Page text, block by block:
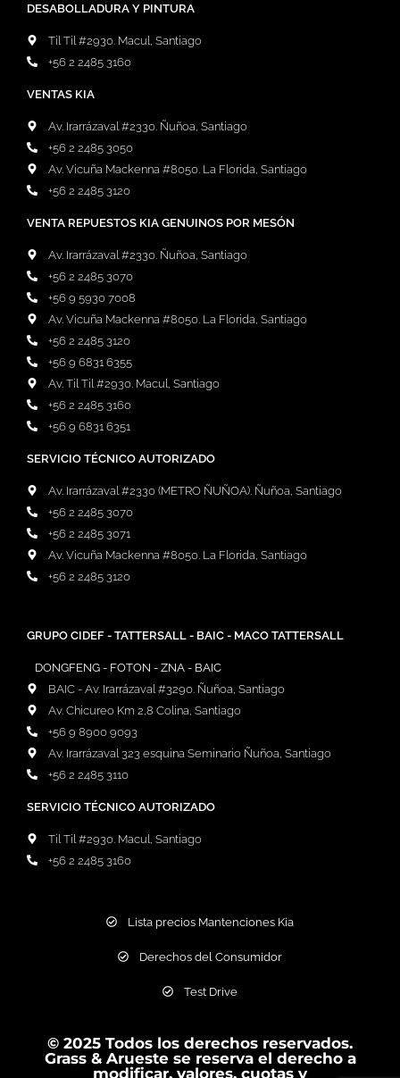
DESABOLLADURA Y PINTURA
Til Til #2930. Macul, Santiago
+56 2 2485 3160
VENTAS KIA
Av. Irarrázaval #2330. Ñuñoa, Santiago
+56 2 2485 3050
Av. Vicuña Mackenna #8050. La Florida, Santiago
+56 2 2485 3120
VENTA REPUESTOS KIA GENUINOS POR MESÓN
Av. Irarrázaval #2330. Ñuñoa, Santiago
+56 2 2485 3070
+56 9 5930 7008
Av. Vicuña Mackenna #8050. La Florida, Santiago
+56 2 2485 3120
+56 9 6831 6355
Av. Til Til #2930. Macul, Santiago
+56 2 2485 3160
+56 9 6831 6351
SERVICIO TÉCNICO AUTORIZADO
Av. Irarrázaval #2330 (METRO ÑUÑOA). Ñuñoa, Santiago
+56 2 2485 3070
+56 2 2485 3071
Av. Vicuña Mackenna #8050. La Florida, Santiago
+56 2 2485 3120
GRUPO CIDEF - TATTERSALL - BAIC - MACO TATTERSALL
DONGFENG - FOTON - ZNA - BAIC
BAIC - Av. Irarrázaval #3290. Ñuñoa, Santiago
Av. Chicureo Km 2,8 Colina, Santiago
+56 9 8900 9093
Av. Irarrázaval 323 esquina Seminario Ñuñoa, Santiago
+56 2 2485 3110
SERVICIO TÉCNICO AUTORIZADO
Til Til #2930. Macul, Santiago
+56 2 2485 3160
Lista precios Mantenciones Kia
Derechos del Consumidor
Test Drive
© 2025 Todos los derechos reservados.
Grass & Arueste se reserva el derecho a
modificar, valores, cuotas y